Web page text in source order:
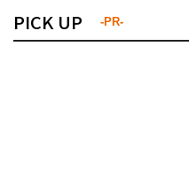
PICK UP -PR-